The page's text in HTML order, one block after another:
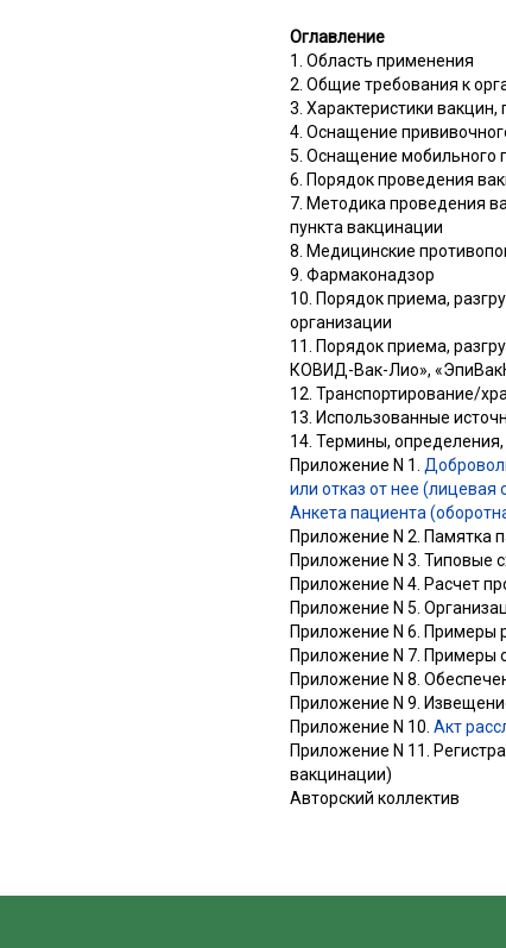
Оглавление
1. Область применения
2. Общие требования к
3. Характеристики
4. Оснащение
5. Оснащение мобильного
6. Порядок проведения
7. Методика проведения
пункта вакцинации
8. Медицинские
9. Фармаконадзор
10. Порядок приема,
организации
11. Порядок приема,
КОВИД-Вак-Лио»,
12. Транспортирование/
13. Использованные
14. Термины,
Приложение N 1.
или отказ от нее (лицевая
Анкета пациента
Приложение N 2. Памятка
Приложение N 3. Типовые
Приложение N 4. Расчет
Приложение N 5.
Приложение N 6. Примеры
Приложение N 7. Примеры
Приложение N 8.
Приложение N 9.
Приложение N 10. Акт
Приложение N 11.
вакцинации)
Авторский коллектив